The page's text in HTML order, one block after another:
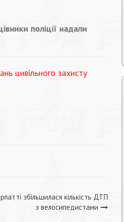
поліції надали
цивільного захисту
збільшилася кількість ДТП
з велосипедистами